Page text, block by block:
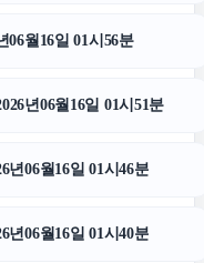
06월16일 01시56분
년06월16일 01시51분
06월16일 01시46분
06월16일 01시40분